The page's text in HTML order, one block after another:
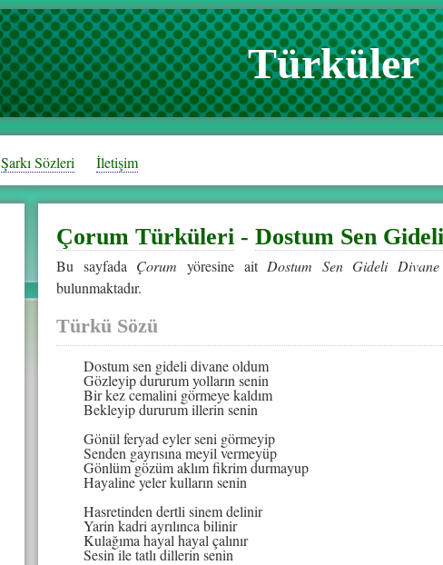
Türküler
Şarkı Sözleri İletişim
Çorum Türküleri - Dostum Sen
Bu sayfada Çorum yöresine aitDostum Sen Gideli
bulunmaktadır.
Türkü Sözü
Dostum sen gideli divane oldum
Gözleyip dururum yolların senin
Bir kez cemalini görmeye kaldım
Bekleyip dururum illerin senin
Gönül feryad eyler seni görmeyip
Senden gayrısına meyil vermeyüp
Gönlüm gözüm aklım fikrim durmayup
Hayaline yeler kulların senin
Hasretinden dertli sinem delinir
Yarin kadri ayrılınca bilinir
Kulağıma hayal hayal çalınır
Sesin ile tatlı dillerin senin